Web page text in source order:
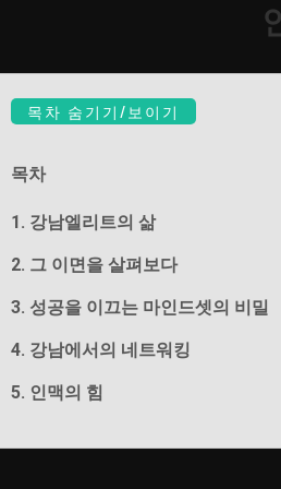
목차 숨기기/보이기
목차
1. 강남엘리트의 삶
2. 그 이면을 살펴보다
3. 성공을 이끄는 마인드셋의 비밀
4. 강남에서의 네트워킹
5. 인맥의 힘